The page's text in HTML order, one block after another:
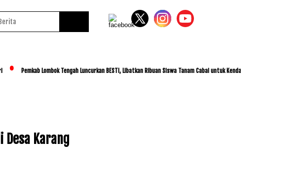
Pemkab Lombok Tengah Luncurkan BESTI, Libatkan Ribuan Siswa Tanam Cabai untuk Kendalikan Inflasi
Desa Karang